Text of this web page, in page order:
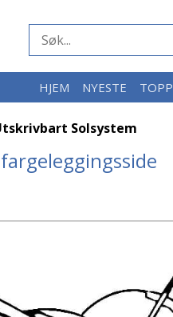
HJEM NYESTE TOPP
Solsystem